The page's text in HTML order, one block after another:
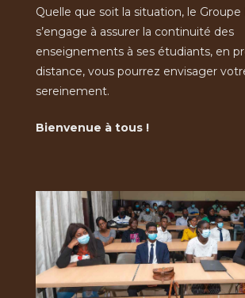
Quelle que soit la situation, le Groupe
s’engage à assurer la continuité des
enseignements à ses étudiants, en
distance, vous pourrez envisager
sereinement.
Bienvenue à tous !